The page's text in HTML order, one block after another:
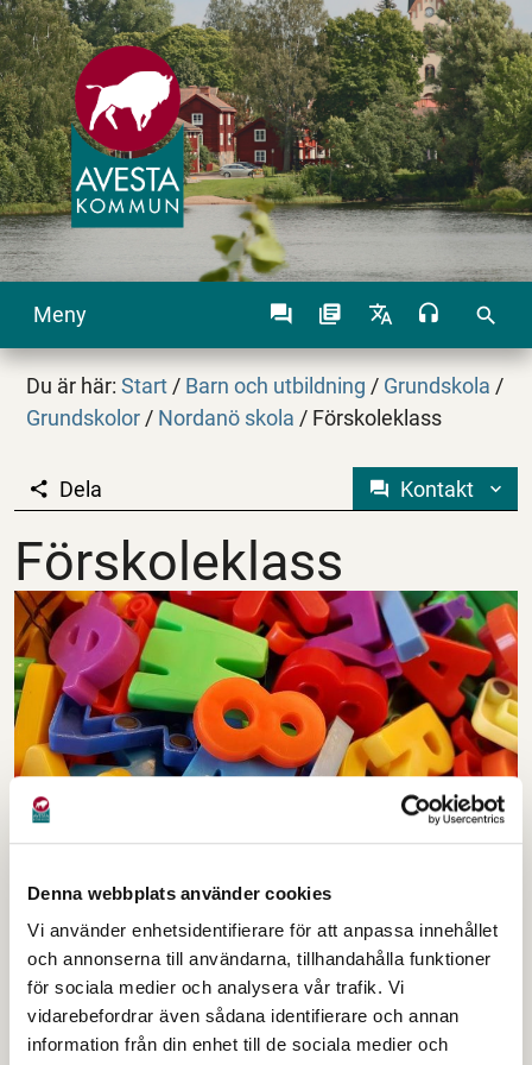
Denna webbplats använder cookies
Vi använder enhetsidentifierare för att anpassa innehållet
och annonserna till användarna, tillhandahålla funktioner
för sociala medier och analysera vår trafik. Vi
vidarebefordrar även sådana identifierare och annan
information från din enhet till de sociala medier och
Meny search
Du är här:Start / Barn och utbildning / Grundskola /
Grundskolor / Nordanö skola / Förskoleklass
Förskoleklass
Dela Kontakt
Förskoleklass
Från och med höstterminen 2018 är
förskoleklassen obligatorisk. Det innebär att
barn som är bosatta i Sverige har skolplikt
från höstterminen det år då de fyller sex år.
Verksamhetsformen fungerar som en